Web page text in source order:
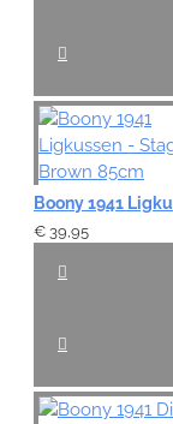
€ 39,95